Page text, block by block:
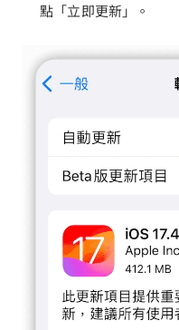
點「立即更新」。